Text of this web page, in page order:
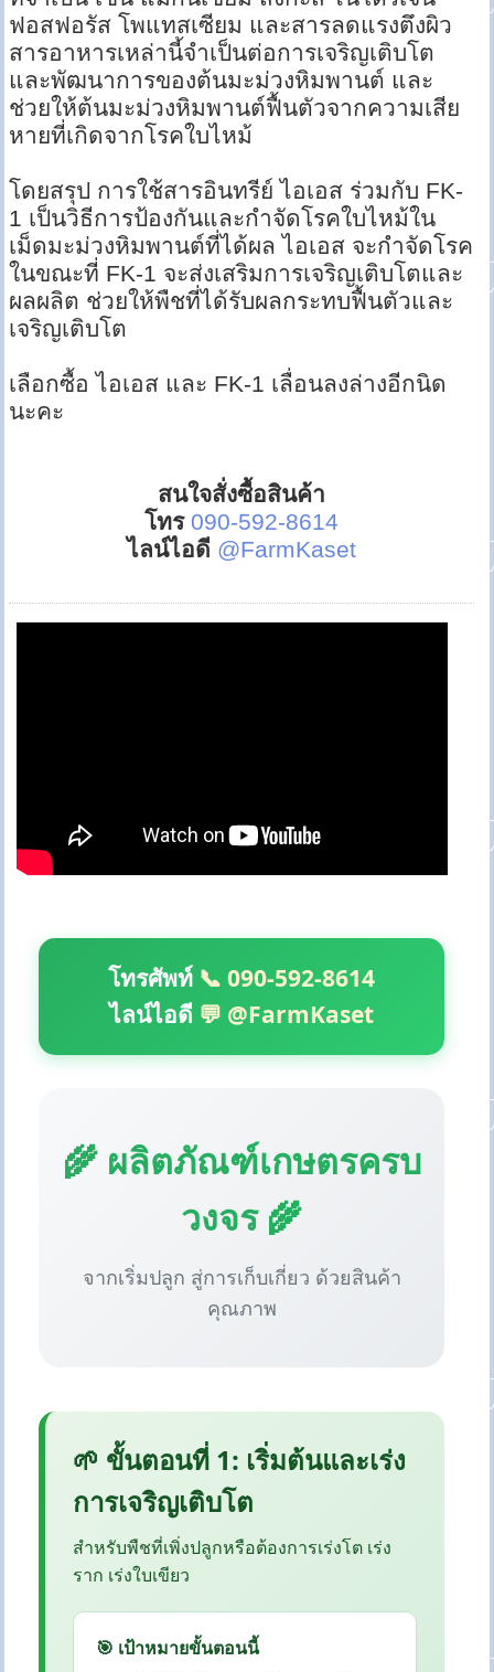
ฟอสฟอรัส โพแทสเซียม และสารลดแรงตึงผิว
สารอาหารเหล่านี้จำเป็นต่อการเจริญเติบโต
และพัฒนาการของต้นมะม่วงหิมพานต์ และ
ช่วยให้ต้นมะม่วงหิมพานต์ฟื้นตัวจากความเสีย
หายที่เกิดจากโรคใบไหม้
โดยสรุป การใช้สารอินทรีย์ ไอเอส ร่วมกับ FK-
1 เป็นวิธีการป้องกันและกำจัดโรคใบไหม้ใน
เม็ดมะม่วงหิมพานต์ที่ได้ผล ไอเอส จะกำจัดโรค
ในขณะที่ FK-1 จะส่งเสริมการเจริญเติบโตและ
ผลผลิต ช่วยให้พืชที่ได้รับผลกระทบฟื้นตัวและ
เจริญเติบโต
เลือกซื้อ ไอเอส และ FK-1 เลื่อนลงล่างอีกนิด
นะคะ
สนใจสั่งซื้อสินค้า
โทร 090-592-8614
ไลน์ไอดี @FarmKaset
โทรศัพท์ 📞 090-592-8614
ไลน์ไอดี 💬 @FarmKaset
🌾 ผลิตภัณฑ์เกษตรครบ
วงจร 🌾
จากเริ่มปลูก สู่การเก็บเกี่ยว ด้วยสินค้า
คุณภาพ
🌱 ขั้นตอนที่ 1: เริ่มต้นและเร่ง
การเจริญเติบโต
สำหรับพืชที่เพิ่งปลูกหรือต้องการเร่งโต เร่ง
ราก เร่งใบเขียว
🎯 เป้าหมายขั้นตอนนี้